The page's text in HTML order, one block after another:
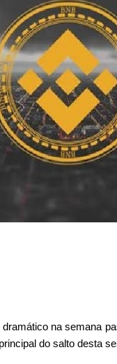
na semana
do salto desta